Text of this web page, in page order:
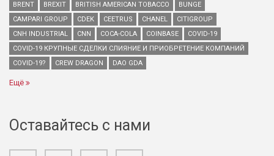
BRENT
BREXIT BRITISH AMERICAN TOBACCO
BUNGE
CAMPARI GROUP
CDEK CEETRUS CHANEL
CITIGROUP
CNH INDUSTRIAL
CNN COCA-COLA COINBASE
COVID-19
COVID-19 КРУПНЫЕ СДЕЛКИ СЛИЯНИЕ И ПРИОБРЕТЕНИЕ КОМПАНИЙ
COVID-19?
CREW DRAGON DAO GDA
Ещё
Оставайтесь с нами